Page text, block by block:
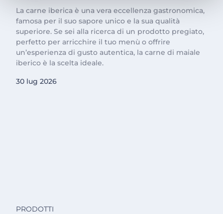
La carne iberica è una vera eccellenza gastronomica,
famosa per il suo sapore unico e la sua qualità
superiore. Se sei alla ricerca di un prodotto pregiato,
perfetto per arricchire il tuo menù o offrire
un’esperienza di gusto autentica, la carne di maiale
iberico è la scelta ideale.
30 lug 2026
PRODOTTI